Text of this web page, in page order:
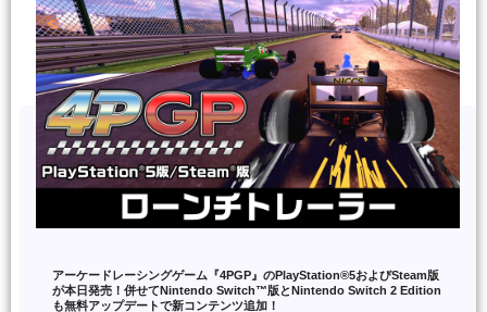
アーケードレーシングゲーム『4PGP』のPlayStation®5およびSteam版
が本日発売！併せてNintendo Switch™版とNintendo Switch 2 Edition
も無料アップデートで新コンテンツ追加！